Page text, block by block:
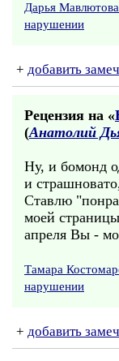
Дарья Мавлютова
нарушении
+ добавить
Рецензия на «
(Анатолий
Ну, и бомонд
и
Ставлю
моей
апреля Вы -
Тамара
нарушении
+ добавить